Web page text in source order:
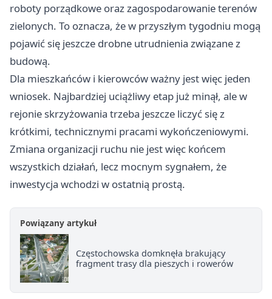
roboty porządkowe oraz zagospodarowanie terenów
zielonych. To oznacza, że w przyszłym tygodniu mogą
pojawić się jeszcze drobne utrudnienia związane z
budową.
Dla mieszkańców i kierowców ważny jest więc jeden
wniosek. Najbardziej uciążliwy etap już minął, ale w
rejonie skrzyżowania trzeba jeszcze liczyć się z
krótkimi, technicznymi pracami wykończeniowymi.
Zmiana organizacji ruchu nie jest więc końcem
wszystkich działań, lecz mocnym sygnałem, że
inwestycja wchodzi w ostatnią prostą.
Powiązany artykuł
Częstochowska domknęła brakujący
fragment trasy dla pieszych i rowerów